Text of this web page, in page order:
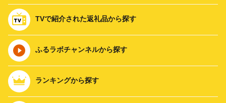
TVで紹介された返礼品から探す
ふるラボチャンネルから探す
ランキングから探す